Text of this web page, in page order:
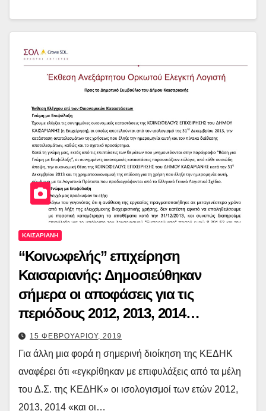
ΚΑΙΣΑΡΙΑΝΗ
“Κοινωφελής” επιχείρηση
Καισαριανής: Δημοσιεύθηκαν
σήμερα οι αποφάσεις για τις
περιόδους 2012, 2013, 2014…
15 ΦΕΒΡΟΥΑΡΙΟΥ, 2019
Για άλλη μια φορά η σημερινή διοίκηση της ΚΕΔΗΚ
αναφέρει ότι «εγκρίθηκαν με επιφυλάξεις από τα μέλη
του Δ.Σ. της ΚΕΔΗΚ» οι ισολογισμοί των ετών 2012,
2013, 2014 «και οι…